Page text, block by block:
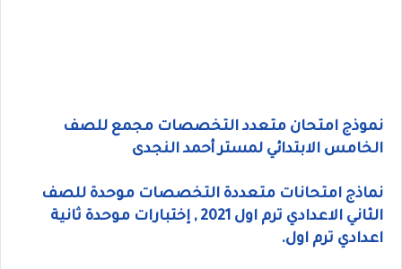
نموذج امتحان متعدد التخصصات مجمع للصف
الخامس الابتدائي لمستر أحمد النجدى
نماذج امتحانات متعددة التخصصات موحدة للصف
الثاني الاعدادي ترم اول 2021 , إختبارات موحدة ثانية
اعدادي ترم اول.